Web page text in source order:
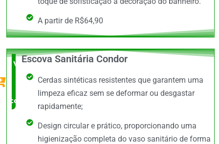
A partir de R$64,90
Vale a
Pena
comprar
Escova Sanitária Condor
Cerdas sintéticas resistentes que garantem uma
limpeza eficaz sem se deformar ou desgastar
rapidamente;
Design circular e prático, proporcionando uma
higienização completa do vaso sanitário de forma